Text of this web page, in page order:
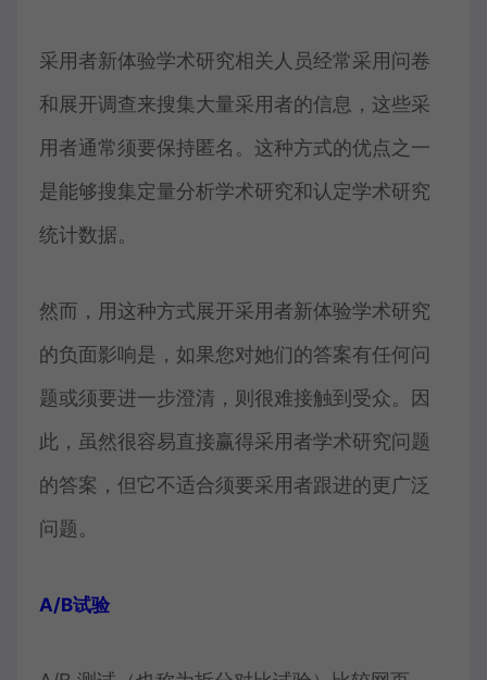
采用者新体验学术研究相关人员经常采用问卷
和展开调查来搜集大量采用者的信息，这些采
用者通常须要保持匿名。这种方式的优点之一
是能够搜集定量分析学术研究和认定学术研究
统计数据。
然而，用这种方式展开采用者新体验学术研究
的负面影响是，如果您对她们的答案有任何问
题或须要进一步澄清，则很难接触到受众。因
此，虽然很容易直接赢得采用者学术研究问题
的答案，但它不适合须要采用者跟进的更广泛
问题。
A/B试验